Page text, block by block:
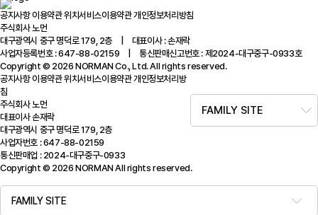
공지사항이용약관위치서비스이용약관개인정보처리방침
주식회사 노먼
대구광역시 중구 명덕로 179, 2층 | 대표이사 : 손재락
사업자등록번호 : 647-88-02159 | 통신판매신고번호 : 제2024-대구중구-0933호
Copyright © 2026 NORMAN Co., Ltd. All rights reserved.
FAMILY SITE
공지사항이용약관위치서비스이용약관개인정보처리방
침
주식회사 노먼
대표이사 손재락
대구광역시 중구 명덕로 179, 2층
사업자번호 : 647-88-02159
통신판매업 : 2024-대구중구-0933
Copyright © 2026 NORMAN All rights reserved.
FAMILY SITE